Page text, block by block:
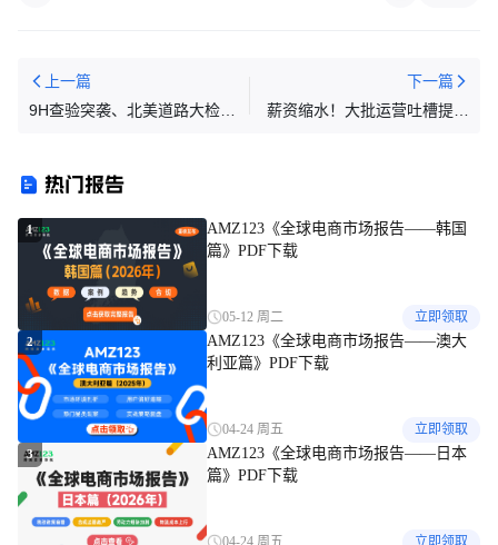
上一篇
9H查验突袭、北美道路大检
下一篇
薪资缩水！大批运营吐槽提成
热门报告
1
AMZ123《全球电商市场报告——韩国
篇》PDF下载
05-12 周二 立即领取
2
AMZ123《全球电商市场报告——澳大
利亚篇》PDF下载
04-24 周五 立即领取
3
AMZ123《全球电商市场报告——日本
篇》PDF下载
04-24 周五 立即领取